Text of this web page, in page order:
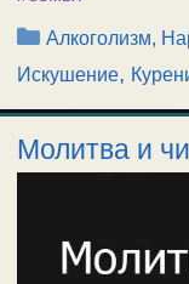
Рубрики
Алкоголизм,
Искушение,
Молитва и